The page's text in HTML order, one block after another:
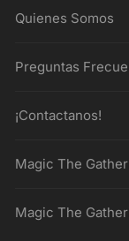
Quienes Somos
Preguntas
¡Contactanos!
Magic The
Magic The